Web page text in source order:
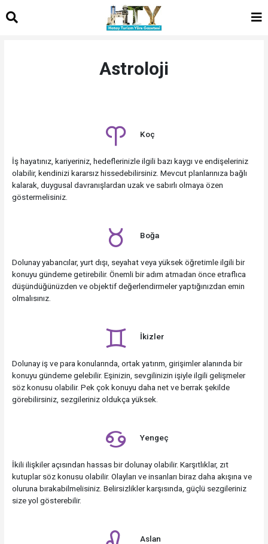
Astroloji
Koç
İş hayatınız, kariyeriniz, hedeflerinizle ilgili bazı kaygı ve endişeleriniz
olabilir, kendinizi kararsız hissedebilirsiniz. Mevcut planlarınıza bağlı
kalarak, duygusal davranışlardan uzak ve sabırlı olmaya özen
göstermelisiniz.
Boğa
Dolunay yabancılar, yurt dışı, seyahat veya yüksek öğretimle ilgili bir
konuyu gündeme getirebilir. Önemli bir adım atmadan önce etraflıca
düşündüğünüzden ve objektif değerlendirmeler yaptığınızdan emin
olmalısınız.
İkizler
Dolunay iş ve para konularında, ortak yatırım, girişimler alanında bir
konuyu gündeme gelebilir. Eşinizin, sevgilinizin işiyle ilgili gelişmeler
söz konusu olabilir. Pek çok konuyu daha net ve berrak şekilde
görebilirsiniz, sezgileriniz oldukça yüksek.
Yengeç
İkili ilişkiler açısından hassas bir dolunay olabilir. Karşıtlıklar, zıt
kutuplar söz konusu olabilir. Olayları ve insanları biraz daha akışına ve
oluruna bırakabilmelisiniz. Belirsizlikler karşısında, güçlü sezgileriniz
size yol gösterebilir.
Aslan